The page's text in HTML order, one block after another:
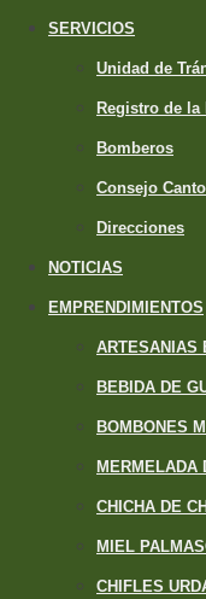
SERVICIOS
Unidad de
Registro de la
Bomberos
Consejo
Direcciones
NOTICIAS
EMPRENDIMIENTOS
ARTESANIAS
BEBIDA DE
BOMBONES
MERMELADA
CHICHA DE
MIEL
CHIFLES